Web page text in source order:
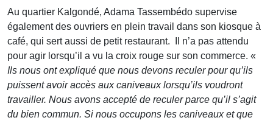
Au quartier Kalgondé, Adama Tassembédo supervise
également des ouvriers en plein travail dans son kiosque à
café, qui sert aussi de petit restaurant. Il n’a pas attendu
pour agir lorsqu’il a vu la croix rouge sur son commerce. «
Ils nous ont expliqué que nous devons reculer pour qu’ils
puissent avoir accès aux caniveaux lorsqu’ils voudront
travailler. Nous avons accepté de reculer parce qu’il s’agit
du bien commun. Si nous occupons les caniveaux et que